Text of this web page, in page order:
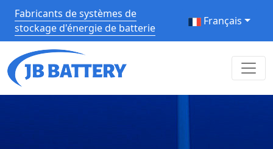
Fabricants de systèmes de
stockage d'énergie de batterie
Français